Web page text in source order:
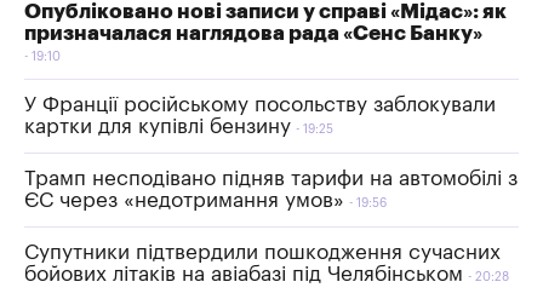
Опубліковано нові записи у справі «Мідас»: як
призначалася наглядова рада «Сенс Банку»
19:10
У Франції російському посольству заблокували
картки для купівлі бензину
19:25
Трамп несподівано підняв тарифи на автомобілі з
ЄС через «недотримання умов»
19:56
Супутники підтвердили пошкодження сучасних
бойових літаків на авіабазі під Челябінськом
20:28